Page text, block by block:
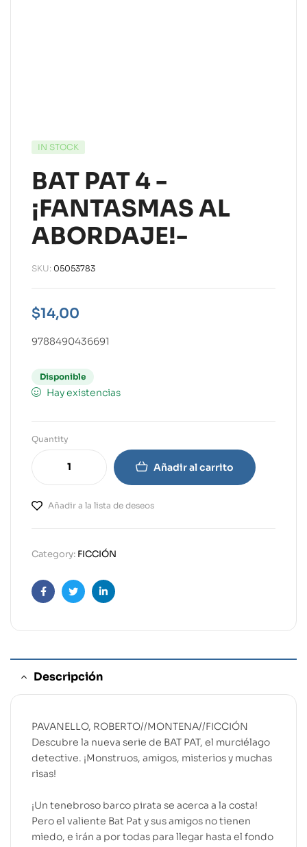
IN STOCK
BAT PAT 4 -
¡FANTASMAS AL
ABORDAJE!-
SKU: 05053783
$14,00
9788490436691
Disponible
Hay existencias
Quantity
Añadir al carrito
Añadir a la lista de deseos
Category: FICCIÓN
FacebookTwitterLinkedin
Descripción
PAVANELLO, ROBERTO//MONTENA//FICCIÓN
Descubre la nueva serie de BAT PAT, el murciélago
detective. ¡Monstruos, amigos, misterios y muchas
risas!
¡Un tenebroso barco pirata se acerca a la costa!
Pero el valiente Bat Pat y sus amigos no tienen
miedo, e irán a por todas para llegar hasta el fondo